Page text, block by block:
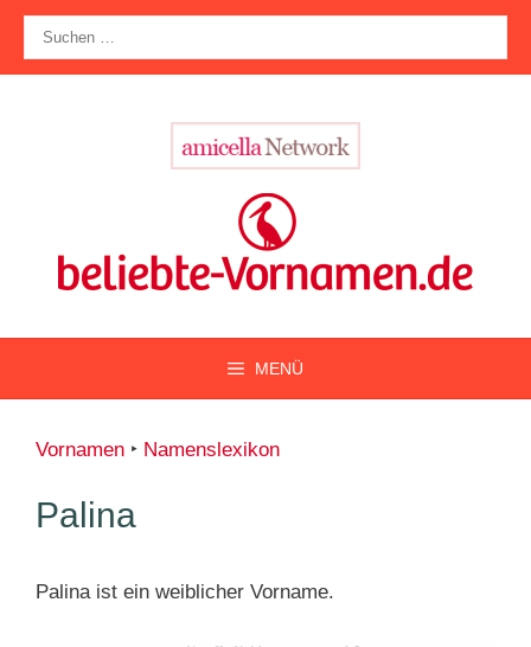
Zum
Inhalt
springen
nach:
MENÜ
Vornamen ‣ Namenslexikon
Palina
Palina ist ein weiblicher Vorname.